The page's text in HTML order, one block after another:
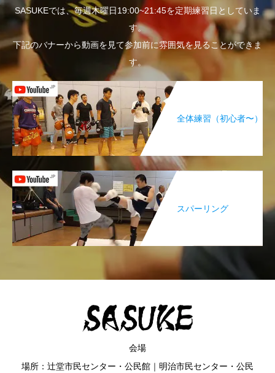
SASUKEでは、毎週木曜日19:00~21:45を定期練習日としていま
す。
下記のバナーから動画を見て参加前に雰囲気を見ることができま
す。
全体練習（初心者〜）
スパーリング
会場
場所：辻堂市民センター・公民館｜明治市民センター・公民